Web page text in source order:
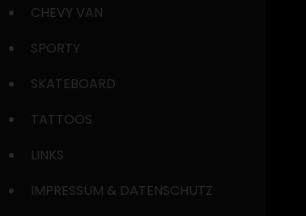
CHEVY VAN
SPORTY
SKATEBOARD
TATTOOS
LINKS
IMPRESSUM & DATENSCHUTZ